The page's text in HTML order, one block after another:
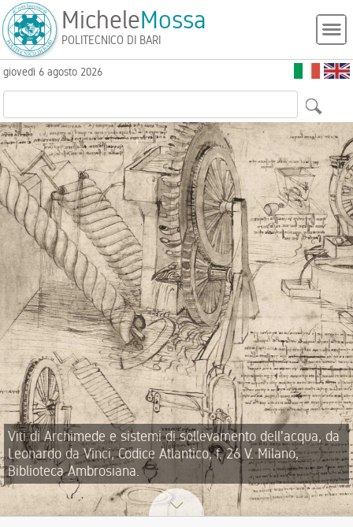
MicheleMossa
POLITECNICO DI BARI
giovedì 6 agosto 2026
Viti di Archimede e sistemi di sollevamento dell'acqua, da
Leonardo da Vinci, Codice Atlantico, f. 26 V. Milano,
Biblioteca Ambrosiana.